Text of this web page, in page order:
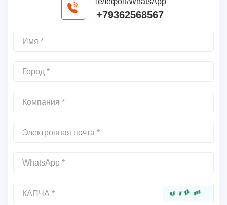
+79362568567